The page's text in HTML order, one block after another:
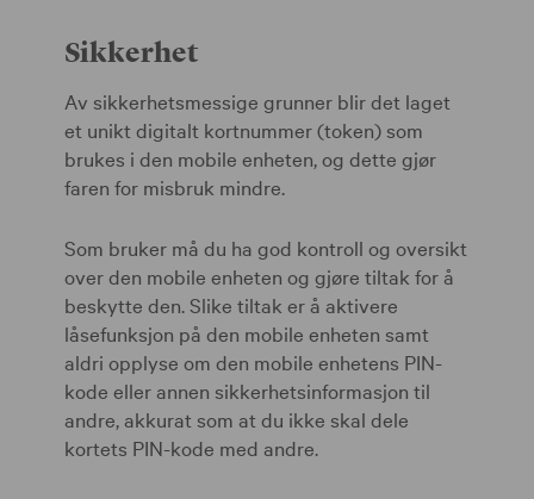
Sikkerhet
Av sikkerhetsmessige grunner blir det laget
et unikt digitalt kortnummer (token) som
brukes i den mobile enheten, og dette gjør
faren for misbruk mindre.
Som bruker må du ha god kontroll og oversikt
over den mobile enheten og gjøre tiltak for å
beskytte den. Slike tiltak er å aktivere
låsefunksjon på den mobile enheten samt
aldri opplyse om den mobile enhetens PIN-
kode eller annen sikkerhetsinformasjon til
andre, akkurat som at du ikke skal dele
kortets PIN-kode med andre.